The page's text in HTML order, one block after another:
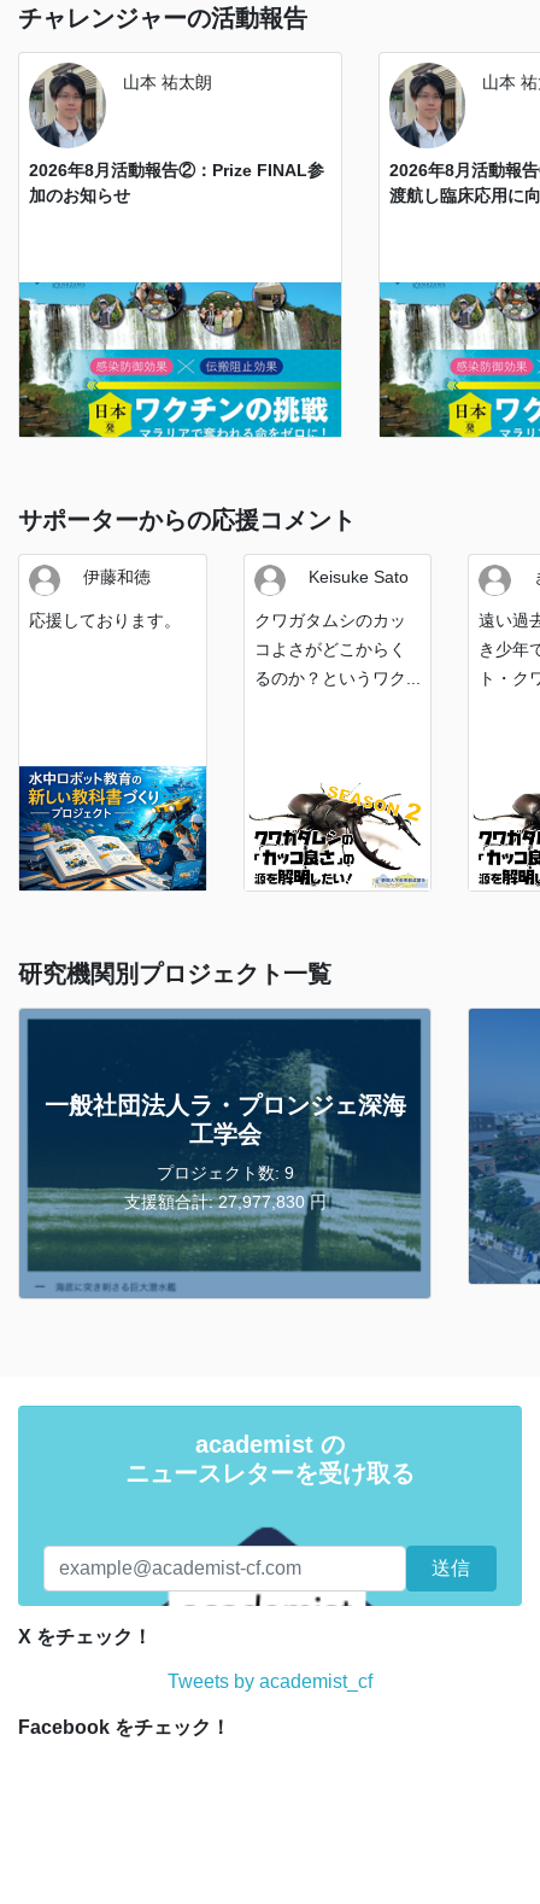
チャレンジャーの活動報告
山本 祐太朗
2026年8月活動報告②：Prize FINAL参
加のお知らせ
山本
2026年8月活動報
渡航し臨床応用に
サポーターからの応援コメント
伊藤和徳
応援しております。
Keisuke Sato
クワガタムシのカッ
コよさがどこからく
るのか？というワク...
遠い過
き少年
ト・ク
研究機関別プロジェクト一覧
一般社団法人ラ・プロンジェ深海
工学会
プロジェクト数: 9
支援額合計: 27,977,830 円
academist の
ニュースレターを受け取る
X をチェック！
Tweets by academist_cf
Facebook をチェック！